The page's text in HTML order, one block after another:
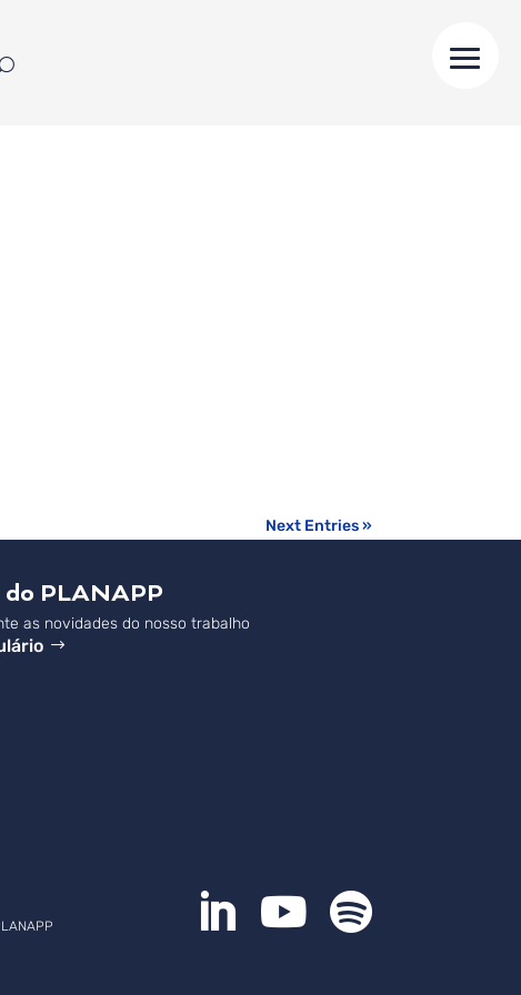
Next Entries »
PLANAPP
as novidades do nosso trabalho


